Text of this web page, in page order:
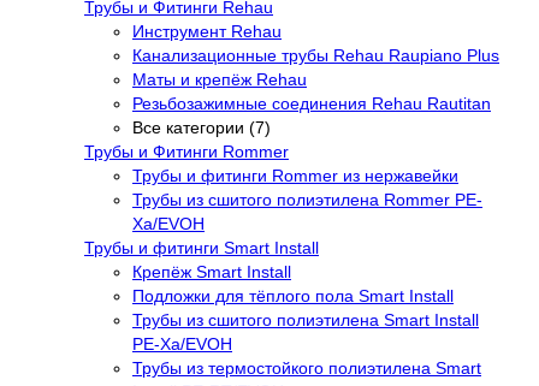
Трубы и Фитинги Rehau
Инструмент Rehau
Канализационные трубы Rehau Raupiano Plus
Маты и крепёж Rehau
Резьбозажимные соединения Rehau Rautitan
Все категории (7)
Трубы и Фитинги Rommer
Трубы и фитинги Rommer из нержавейки
Трубы из сшитого полиэтилена Rommer PE-
Xa/EVOH
Трубы и фитинги Smart Install
Крепёж Smart Install
Подложки для тёплого пола Smart Install
Трубы из сшитого полиэтилена Smart Install
PE-Xa/EVOH
Трубы из термостойкого полиэтилена Smart